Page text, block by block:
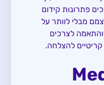
פתרונות קידום
מבלי לוותר על
והתאמה לצרכים
להצלחה.